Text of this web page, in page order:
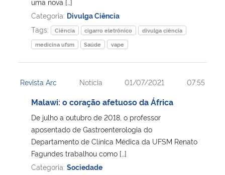
Ministério do Turismo
Ministério do Desenvolvimento Regional
Ministério da Mulher, da Família e dos Direitos Humanos
Secretaria-Geral
Secretaria de Governo
Categoria: Divulga Ciência
Tags:
Ciência cigarro eletrônico
divulga ciência
medicina ufsm
Saúde vape
Revista Arc Notícia 01/07/2021 07:55
Malawi: o coração afetuoso da África
De julho a outubro de 2018, o professor
aposentado de Gastroenterologia do
Departamento de Clínica Médica da UFSM Renato
Fagundes trabalhou como […]
Categoria: Sociedade